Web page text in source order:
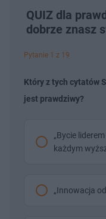
QUIZ dla
dobrze znasz
Pytanie 1 z 19
Który z tych cytatów
jest prawdziwy?
„Bycie
każdym
„Innowacja